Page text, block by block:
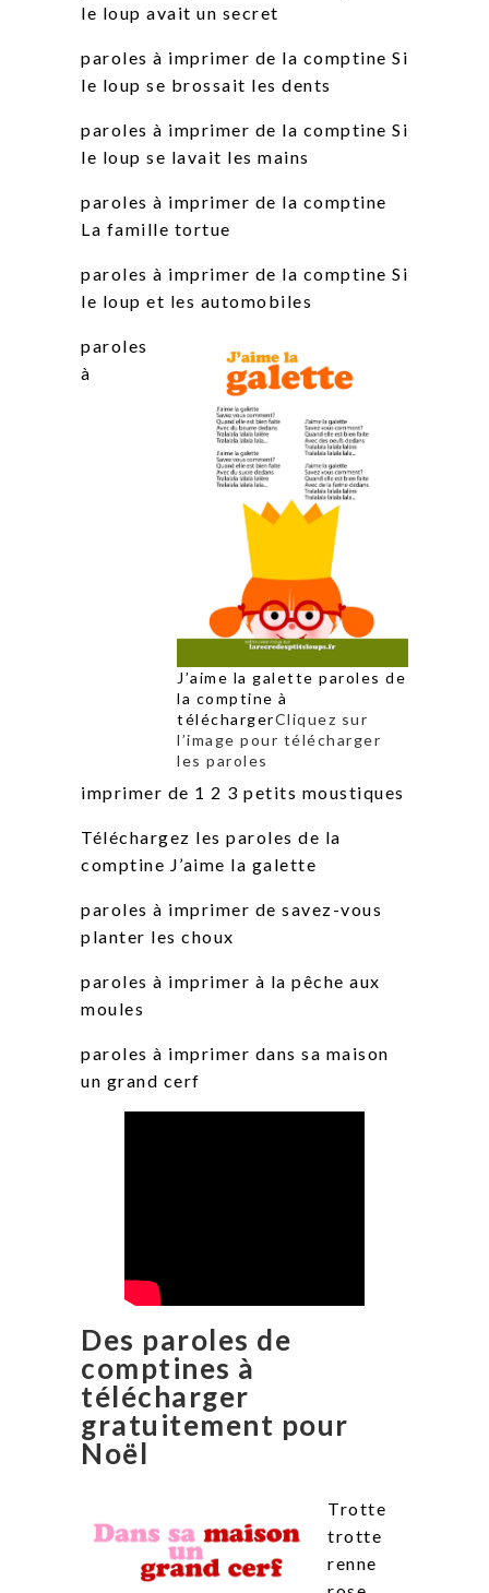
le loup avait un secret
paroles à imprimer de la comptine Si
le loup se brossait les dents
paroles à imprimer de la comptine Si
le loup se lavait les mains
paroles à imprimer de la comptine
La famille tortue
paroles à imprimer de la comptine Si
le loup et les automobiles
J’aime la galette paroles de
la comptine à
téléchargerCliquez sur
l’image pour télécharger
les paroles
paroles
à
imprimer de 1 2 3 petits moustiques
Téléchargez les paroles de la
comptine J’aime la galette
paroles à imprimer de savez-vous
planter les choux
paroles à imprimer à la pêche aux
moules
paroles à imprimer dans sa maison
un grand cerf
Des paroles de
comptines à
télécharger
gratuitement pour
Noël
Trotte
trotte
renne